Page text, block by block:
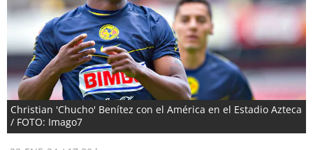
Christian 'Chucho' Benítez con el América en el Estadio Azteca
/ FOTO: Imago7